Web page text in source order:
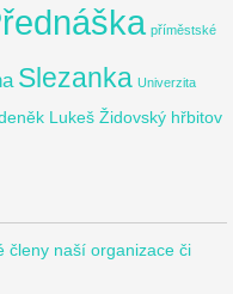
příměstské
Slezanka Univerzita
Lukeš Židovský hřbitov
členy naší organizace či